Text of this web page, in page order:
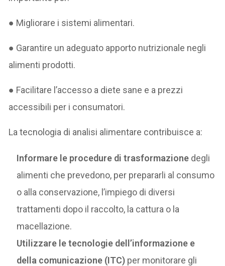
● Migliorare i sistemi alimentari.
● Garantire un adeguato apporto nutrizionale negli
alimenti prodotti.
● Facilitare l’accesso a diete sane e a prezzi
accessibili per i consumatori.
La tecnologia di analisi alimentare contribuisce a:
Informare le procedure di trasformazione degli
alimenti che prevedono, per prepararli al consumo
o alla conservazione, l’impiego di diversi
trattamenti dopo il raccolto, la cattura o la
macellazione.
Utilizzare le tecnologie dell’informazione e
della comunicazione (ITC) per monitorare gli